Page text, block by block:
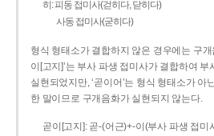
히: 피동 접미사(걷히다, 닫히다)
사동 접미사(굳히다)
형식 형태소가 결합하지 않은 경우에는 구
이[고지]’는 부사 파생 접미사가 결합하여
실현되었지만, ‘곧이어’는 형식 형태소가 아
한 말이므로 구개음화가 실현되지 않는다.
곧이[고지]: 곧-­(어근)+­-이(부사 파생 접미